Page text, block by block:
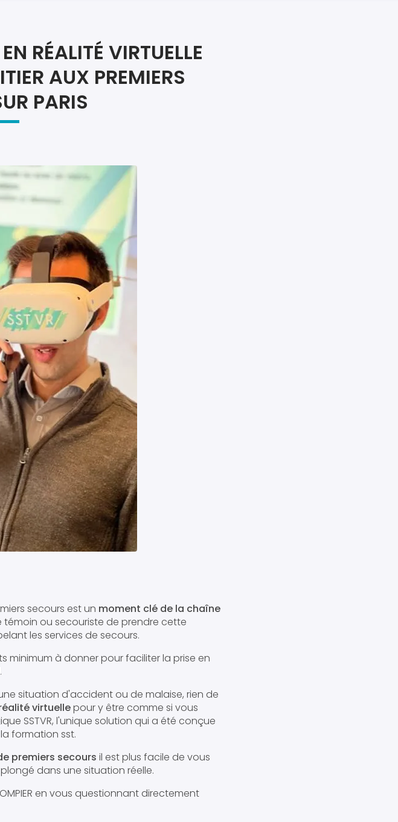
RÉALITÉ VIRTUELLE
AUX PREMIERS
PARIS
secours est un moment clé de la chaîne
ou secouriste de prendre cette
les services de secours.
minimum à donner pour faciliter la prise en
situation d'accident ou de malaise, rien de
virtuellepour y être comme si vous
SSTVR, l'unique solution qui a été conçue
formation sst.
premiers secours il est plus facile de vous
dans une situation réelle.
en vous questionnant directement